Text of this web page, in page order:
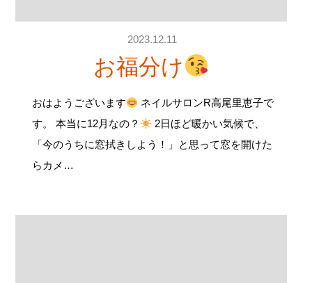
2023.12.11
お福分け
おはようございます
ネイルサロンR高尾里恵子で
す。 本当に12月なの？
2日ほど暖かい気候で、
「今のうちに窓拭きしよう！」と思って窓を開けた
らカメ…